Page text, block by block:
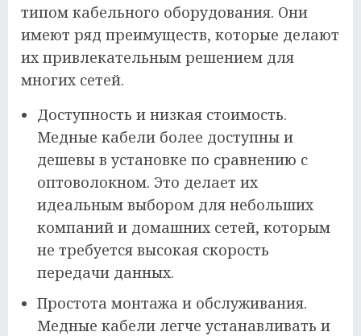
типом кабельного оборудования. Они
имеют ряд преимуществ, которые делают
их привлекательным решением для
многих сетей.
Доступность и низкая стоимость.
Медные кабели более доступны и
дешевы в установке по сравнению с
оптоволокном. Это делает их
идеальным выбором для небольших
компаний и домашних сетей, которым
не требуется высокая скорость
передачи данных.
Простота монтажа и обслуживания.
Медные кабели легче устанавливать и